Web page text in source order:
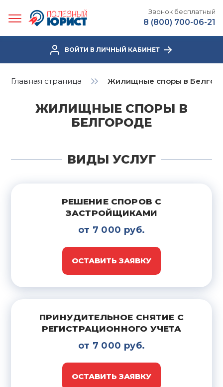
Звонок бесплатный
8 (800) 700-06-21
ВОЙТИ В ЛИЧНЫЙ КАБИНЕТ
Главная страница Жилищные споры в
ЖИЛИЩНЫЕ СПОРЫ В
БЕЛГОРОДЕ
ВИДЫ УСЛУГ
РЕШЕНИЕ СПОРОВ С
ЗАСТРОЙЩИКАМИ
от 7 000 руб.
ОСТАВИТЬ ЗАЯВКУ
ПРИНУДИТЕЛЬНОЕ СНЯТИЕ С
РЕГИСТРАЦИОННОГО УЧЕТА
от 7 000 руб.
ОСТАВИТЬ ЗАЯВКУ